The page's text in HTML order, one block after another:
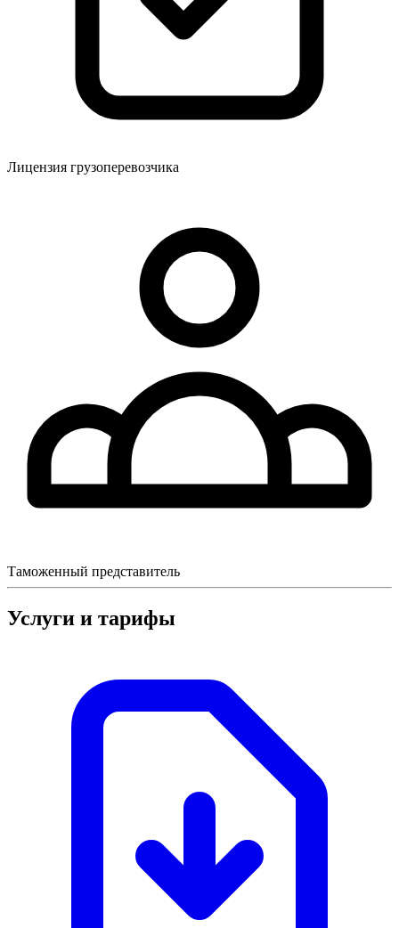
Лицензия грузоперевозчика
Таможенный представитель
Услуги и тарифы